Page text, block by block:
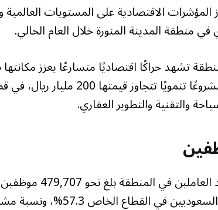
المؤشرات الاقتصادية على المستويات
في منطقة المدينة المنورة خلال العام الحالي.
تشهد حراكًا اقتصاديًا متسارعًا يعزز
تنفيذ أكثر من 224 مشروعًا
والتقنية والتطوير العقاري.